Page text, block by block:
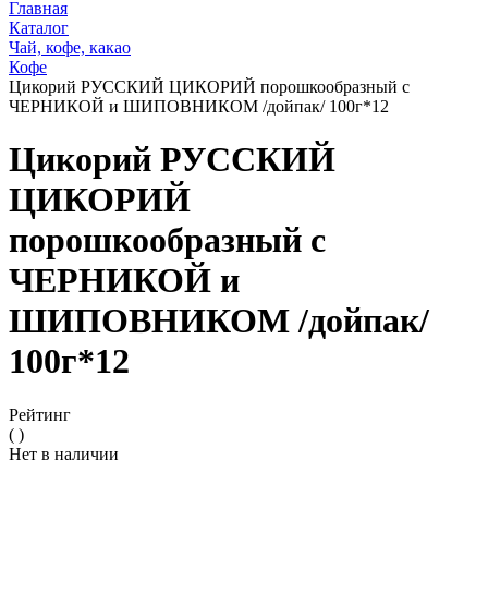
Главная
Каталог
Чай, кофе, какао
Кофе
Цикорий РУССКИЙ ЦИКОРИЙ порошкообразный с
ЧЕРНИКОЙ и ШИПОВНИКОМ /дойпак/ 100г*12
Цикорий РУССКИЙ
ЦИКОРИЙ
порошкообразный с
ЧЕРНИКОЙ и
ШИПОВНИКОМ /дойпак/
100г*12
Рейтинг
( )
Нет в наличии